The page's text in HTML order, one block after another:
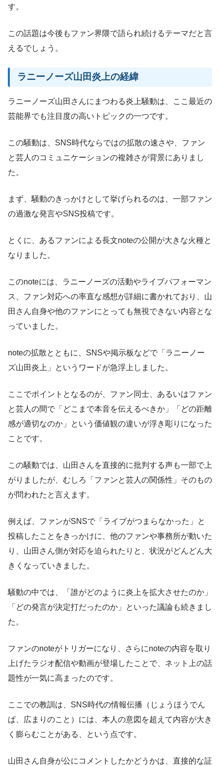
す。
この話題は今後もファン界隈で語られ続けるテーマだと言
えるでしょう。
ラニーノーズ山田炎上の経緯
ラニーノーズ山田さんにまつわる炎上騒動は、ここ最近の
芸能界でも注目度の高いトピックの一つです。
この騒動は、SNS時代ならではの拡散の速さや、ファン
と芸人のコミュニケーションの複雑さが背景にありまし
た。
まず、騒動のきっかけとして挙げられるのは、一部ファン
の過激な発言やSNS投稿です。
とくに、あるファンによる長文noteの公開が大きな火種と
なりました。
このnoteには、ラニーノーズの活動やライブパフォーマン
ス、ファン対応への率直な感想が詳細に書かれており、山
田さん自身や他のファンにとっても無視できない内容とな
っていました。
noteの拡散とともに、SNSや掲示板などで「ラニーノー
ズ山田炎上」というワードが急浮上しました。
ここでポイントとなるのが、ファン同士、あるいはファン
と芸人の間で「どこまで本音を伝えるべきか」「どの距離
感が適切なのか」という価値観の違いが浮き彫りになった
ことです。
この騒動では、山田さんを直接的に批判する声も一部で上
がりましたが、むしろ「ファンと芸人の関係性」そのもの
が問われたと言えます。
例えば、ファンがSNSで「ライブがつまらなかった」と
投稿したことをきっかけに、他のファンや事務所が動いた
り、山田さん側が対応を迫られたりと、状況がどんどん大
きくなっていきました。
騒動の中では、「誰がどのように炎上を拡大させたのか」
「どの発言が決定打だったのか」といった議論も続きまし
た。
ファンのnoteがトリガーになり、さらにnoteの内容を取り
上げたラジオ配信や動画が登場したことで、ネット上の話
題性が一気に高まったのです。
ここでの教訓は、SNS時代の情報伝播（じょうほうでん
ぱ、広まりのこと）には、本人の意図を超えて内容が大き
く膨らむことがある、という点です。
山田さん自身が公にコメントしたかどうかは、直接的な証